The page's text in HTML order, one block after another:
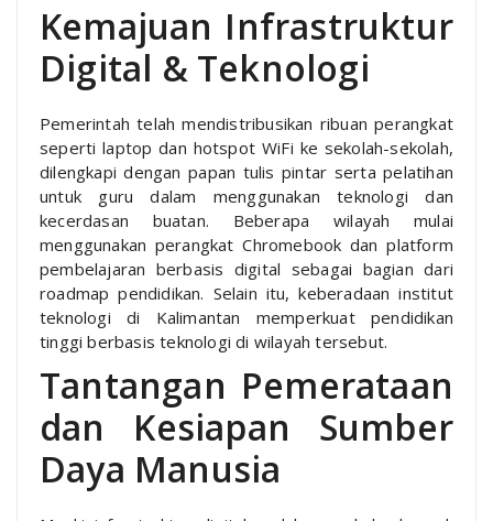
Kemajuan Infrastruktur
Digital & Teknologi
Pemerintah telah mendistribusikan ribuan perangkat
seperti laptop dan hotspot WiFi ke sekolah-sekolah,
dilengkapi dengan papan tulis pintar serta pelatihan
untuk guru dalam menggunakan teknologi dan
kecerdasan buatan. Beberapa wilayah mulai
menggunakan perangkat Chromebook dan platform
pembelajaran berbasis digital sebagai bagian dari
roadmap pendidikan. Selain itu, keberadaan institut
teknologi di Kalimantan memperkuat pendidikan
tinggi berbasis teknologi di wilayah tersebut.
Tantangan Pemerataan
dan Kesiapan Sumber
Daya Manusia